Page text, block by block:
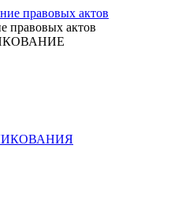
правовых актов